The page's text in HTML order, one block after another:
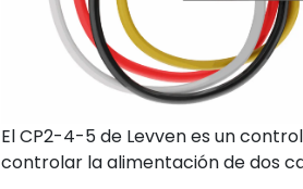
El CP2-4-5 de Levven es un
controlar la alimentación de dos